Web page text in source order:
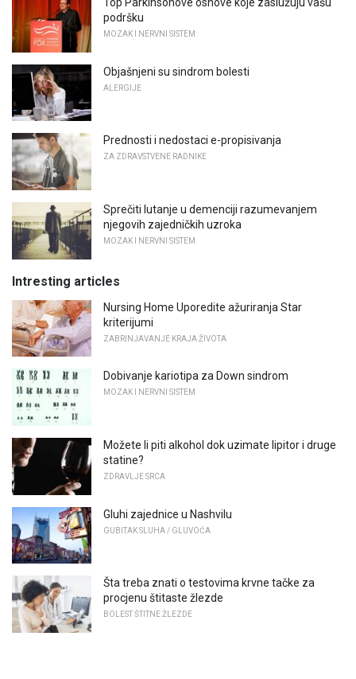
podršku
MOZAK I NERVNI SISTEM
Objašnjeni su sindrom bolesti
ALERGIJE
Prednosti i nedostaci e-propisivanja
ZA ZDRAVSTVENE RADNIKE
Sprečiti lutanje u demenciji razumevanjem
njegovih zajedničkih uzroka
MOZAK I NERVNI SISTEM
Intresting articles
Nursing Home Uporedite ažuriranja Star
kriterijumi
ZABRINJAVANJE KRAJA ŽIVOTA
Dobivanje kariotipa za Down sindrom
MOZAK I NERVNI SISTEM
Možete li piti alkohol dok uzimate lipitor i druge
statine?
ZDRAVLJE SRCA
Gluhi zajednice u Nashvilu
GUBITAK SLUHA / GLUVOĆA
Šta treba znati o testovima krvne tačke za
procjenu štitaste žlezde
BOLEST ŠTITNE ŽLEZDE